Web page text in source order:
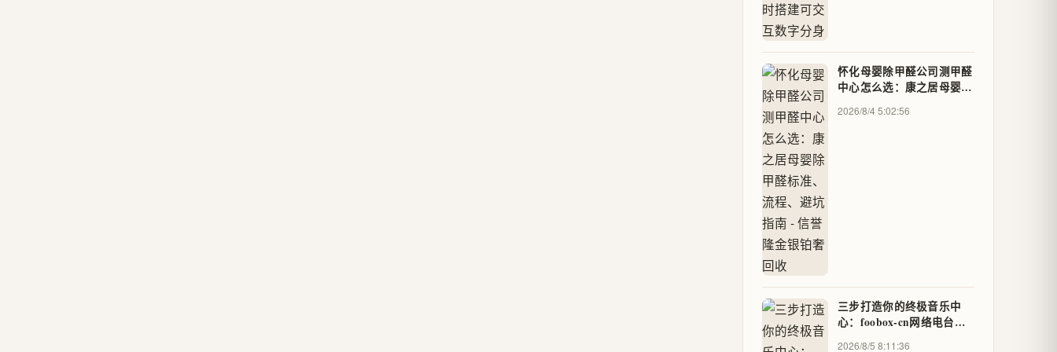
怀化母婴除甲醛公司测甲醛
中心怎么选：康之居母婴除
- 信誉隆金银铂奢回收
2026/8/4 5:02:56
三步打造你的终极音乐中
心：foobox-cn网络电台功
2026/8/5 8:11:36